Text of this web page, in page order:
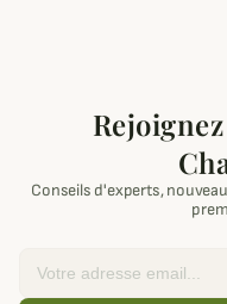
Conseils d'experts,